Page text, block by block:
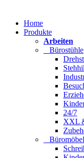
Home
Produkte
Arbeiten
Bürostühle
24/7
XXL
Büromöbel